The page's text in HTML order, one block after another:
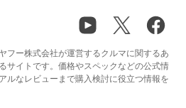
フー株式会社が運営するクルマに関するあ
サイトです。価格やスペックなどの公式情
ルなレビューまで購入検討に役立つ情報を